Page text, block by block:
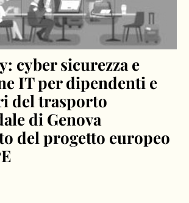
cyber sicurezza e
IT per dipendenti e
del trasporto
di Genova
del progetto europeo